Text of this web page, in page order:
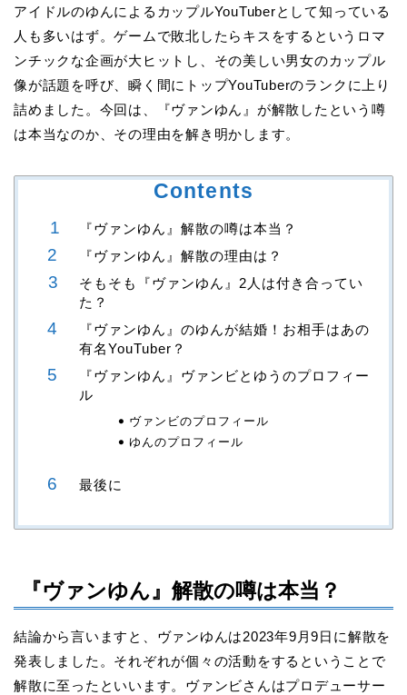
アイドルのゆんによるカップルYouTuberとして知っている
人も多いはず。ゲームで敗北したらキスをするというロマ
ンチックな企画が大ヒットし、その美しい男女のカップル
像が話題を呼び、瞬く間にトップYouTuberのランクに上り
詰めました。今回は、『ヴァンゆん』が解散したという噂
は本当なのか、その理由を解き明かします。
Contents
『ヴァンゆん』解散の噂は本当？
『ヴァンゆん』解散の理由は？
そもそも『ヴァンゆん』2人は付き合ってい
た？
『ヴァンゆん』のゆんが結婚！お相手はあの
有名YouTuber？
『ヴァンゆん』ヴァンビとゆうのプロフィー
ル
ヴァンビのプロフィール
ゆんのプロフィール
最後に
『ヴァンゆん』解散の噂は本当？
結論から言いますと、ヴァンゆんは2023年9月9日に解散を
発表しました。それぞれが個々の活動をするということで
解散に至ったといいます。ヴァンビさんはプロデューサー